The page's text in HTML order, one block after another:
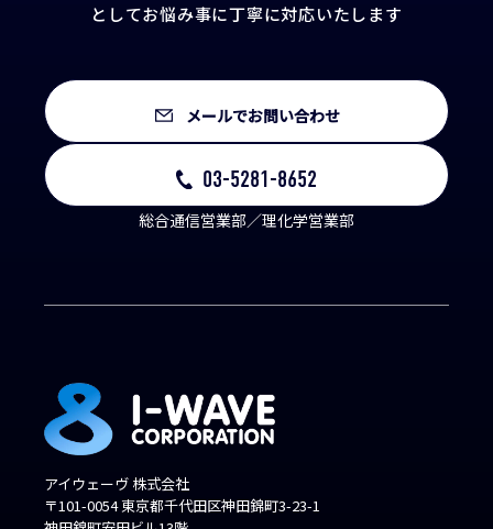
としてお悩み事に丁寧に対応いたします
メールでお問い合わせ
03-5281-8652
総合通信営業部／理化学営業部
アイウェーヴ 株式会社
〒101-0054 東京都千代田区神田錦町3-23-1